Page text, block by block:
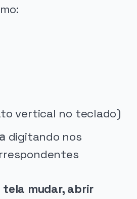
vertical no teclado)
digitando nos
tela mudar, abrir